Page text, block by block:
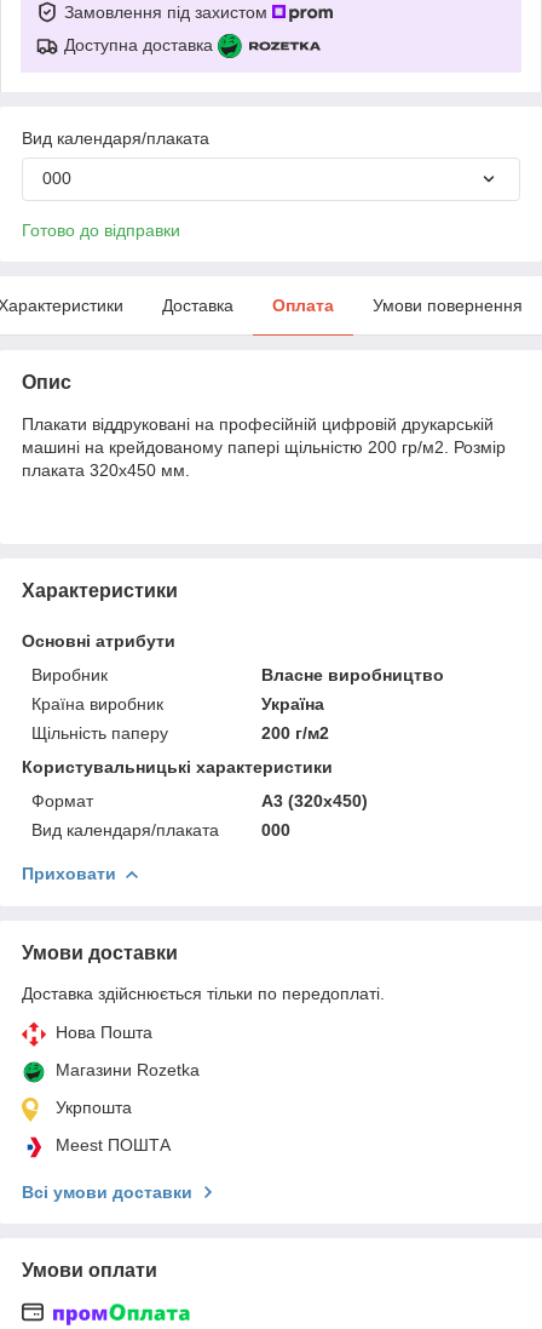
Замовлення під захистом
Доступна доставка
Вид календаря/плаката
000
Готово до відправки
Доставка Оплата Умови повернення
Опис
Плакати віддруковані на професійній цифровій друкарській
машині на крейдованому папері щільністю 200 гр/м2. Розмір
плаката 320х450 мм.
Характеристики
Основні атрибути
Виробник
Власне виробництво
Країна виробник
Україна
Щільність паперу
200 г/м2
Користувальницькі характеристики
Формат
А3 (320х450)
Вид календаря/плаката
000
Приховати
Умови доставки
Доставка здійснюється тільки по передоплаті.
Нова Пошта
Магазини Rozetka
Укрпошта
Meest ПОШТА
Всі умови доставки
Умови оплати